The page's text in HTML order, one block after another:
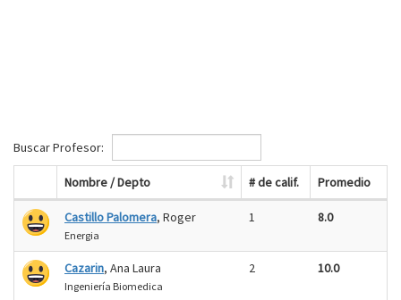
Buscar Profesor:
Nombre / Depto # de calif. Promedio
Castillo Palomera, Roger
Energia
1 8.0
Cazarin, Ana Laura
Ingeniería Biomedica
2 10.0